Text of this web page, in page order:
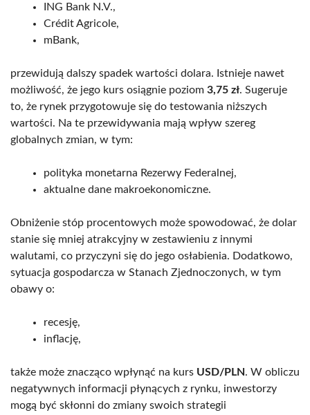
ING Bank N.V.,
Crédit Agricole,
mBank,
przewidują dalszy spadek wartości dolara. Istnieje nawet
możliwość, że jego kurs osiągnie poziom 3,75 zł. Sugeruje
to, że rynek przygotowuje się do testowania niższych
wartości. Na te przewidywania mają wpływ szereg
globalnych zmian, w tym:
polityka monetarna Rezerwy Federalnej,
aktualne dane makroekonomiczne.
Obniżenie stóp procentowych może spowodować, że dolar
stanie się mniej atrakcyjny w zestawieniu z innymi
walutami, co przyczyni się do jego osłabienia. Dodatkowo,
sytuacja gospodarcza w Stanach Zjednoczonych, w tym
obawy o:
recesję,
inflację,
także może znacząco wpłynąć na kurs USD/PLN. W obliczu
negatywnych informacji płynących z rynku, inwestorzy
mogą być skłonni do zmiany swoich strategii